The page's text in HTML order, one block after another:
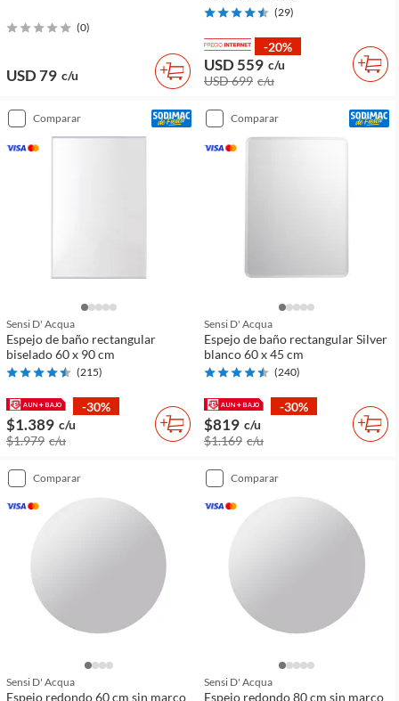
(0)
USD 79 c/u
(29)
-20%
USD 559 c/u
USD 699 c/u
comparar
Sensi D' Acqua
Espejo de baño rectangular
biselado 60 x 90 cm
(215)
-30%
$1.389 c/u
$1.979 c/u
comparar
Sensi D' Acqua
Espejo de baño rectangular Silver
blanco 60 x 45 cm
(240)
-30%
$819 c/u
$1.169 c/u
comparar
Sensi D' Acqua
Espejo redondo 60 cm sin marco
comparar
Sensi D' Acqua
Espejo redondo 80 cm sin marco